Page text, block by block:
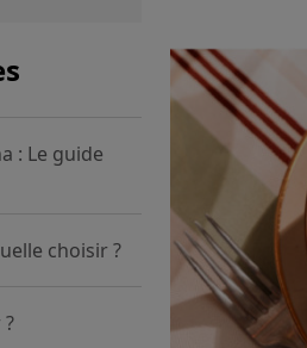
: Le guide
choisir ?